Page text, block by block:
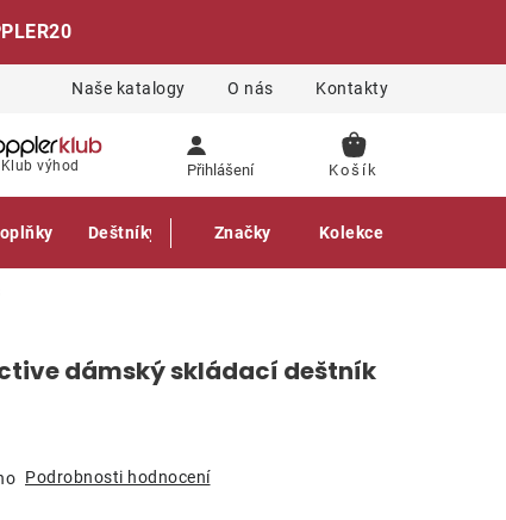
Naše katalogy O nás Kontakty
Klub výhod Přihlášení
NÁKUPNÍ
Deštníky Gastro produkty
Značky Kolekce
dámský skládací deštník
Podrobnosti hodnocení